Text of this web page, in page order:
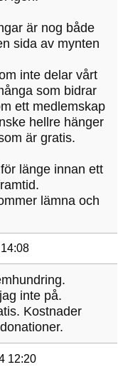
är nog både
sida av mynten
inte delar vårt
som bidrar
ett medlemskap
hellre hänger
är gratis.
länge innan ett
lämna och
inte på.
Kostnader
12:20